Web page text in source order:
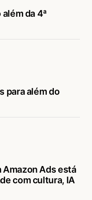
da 4ª
para além do
Amazon Ads está
com cultura, IA